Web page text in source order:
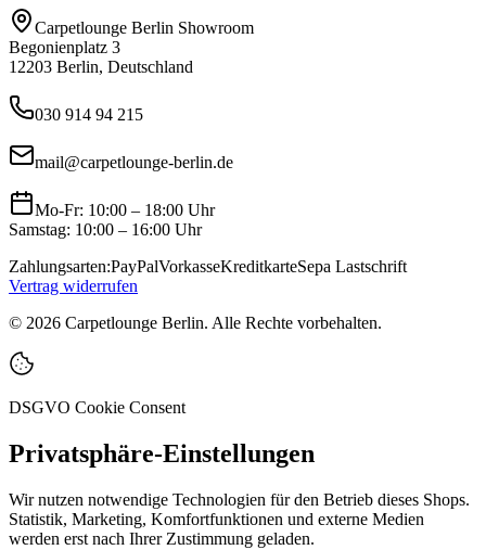
Carpetlounge Berlin Showroom
Begonienplatz 3
12203 Berlin, Deutschland
030 914 94 215
mail@carpetlounge-berlin.de
Mo-Fr: 10:00 – 18:00 Uhr
Samstag: 10:00 – 16:00 Uhr
Zahlungsarten:PayPalVorkasseKreditkarteSepa Lastschrift
Vertrag widerrufen
© 2026 Carpetlounge Berlin. Alle Rechte vorbehalten.
DSGVO Cookie Consent
Privatsphäre-Einstellungen
Wir nutzen notwendige Technologien für den Betrieb dieses Shops.
Statistik, Marketing, Komfortfunktionen und externe Medien
werden erst nach Ihrer Zustimmung geladen.